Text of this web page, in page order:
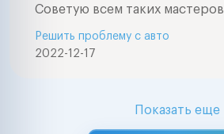
Советую всем таких мастеров
2022-12-17
Решить проблему с авто
Показать еще